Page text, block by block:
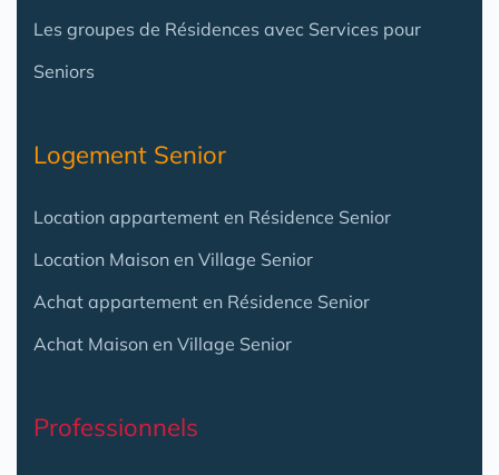
Les groupes de Résidences avec Services pour
Seniors
Logement Senior
Location appartement en Résidence Senior
Location Maison en Village Senior
Achat appartement en Résidence Senior
Achat Maison en Village Senior
Professionnels